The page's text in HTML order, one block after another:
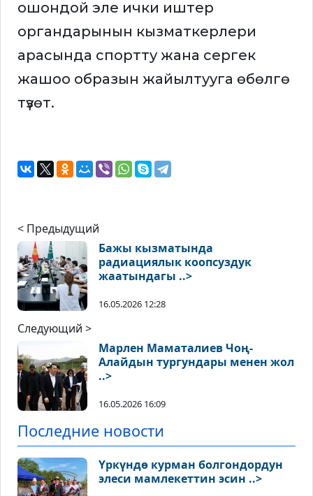
ошондой эле ички иштер
органдарынын кызматкерлери
арасында спортту жана сергек
жашоо образын жайылтууга өбөлгө
түзөт.
< Предыдущий
Бажы кызматында
радиациялык коопсуздук
жаатындагы ..>
16.05.2026 12:28
Следующий >
Марлен Маматалиев Чоң-
Алайдын тургундары менен жол
..>
16.05.2026 16:09
Последние новости
Үркүндө курман болгондордун
элеси мамлекеттин эсин ..>